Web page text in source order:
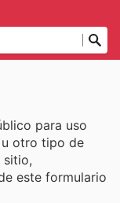
para uso
otro tipo de
sitio,
este formulario